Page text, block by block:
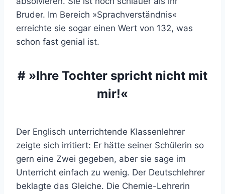
Bruder. Im Bereich »Sprachverständnis«
erreichte sie sogar einen Wert von 132, was
schon fast genial ist.
# »Ihre Tochter spricht nicht mit
mir!«
Der Englisch unterrichtende Klassenlehrer
zeigte sich irritiert: Er hätte seiner Schülerin so
gern eine Zwei gegeben, aber sie sage im
Unterricht einfach zu wenig. Der Deutschlehrer
beklagte das Gleiche. Die Chemie-Lehrerin